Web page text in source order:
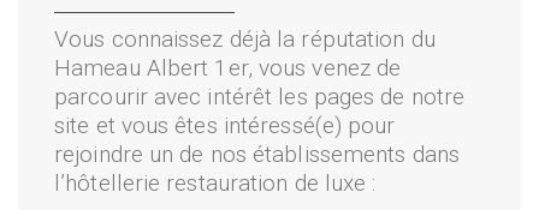
Vous connaissez déjà la réputation du
Hameau Albert 1er, vous venez de
parcourir avec intérêt les pages de notre
site et vous êtes intéressé(e) pour
rejoindre un de nos établissements dans
l’hôtellerie restauration de luxe :